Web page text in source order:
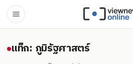
แท็ก: ภูมิรัฐศาสตร์
แท็ก: ภูมิรัฐศาสตร์